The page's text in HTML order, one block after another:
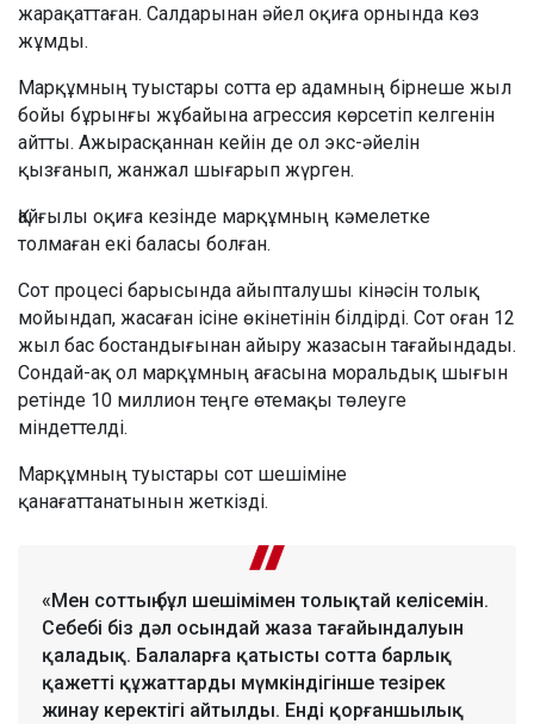
жарақаттаған. Салдарынан әйел оқиға орнында көз
жұмды.
Марқұмның туыстары сотта ер адамның бірнеше жыл
бойы бұрынғы жұбайына агрессия көрсетіп келгенін
айтты. Ажырасқаннан кейін де ол экс-әйелін
қызғанып, жанжал шығарып жүрген.
Қайғылы оқиға кезінде марқұмның кәмелетке
толмаған екі баласы болған.
Сот процесі барысында айыпталушы кінәсін толық
мойындап, жасаған ісіне өкінетінін білдірді. Сот оған 12
жыл бас бостандығынан айыру жазасын тағайындады.
Сондай-ақ ол марқұмның ағасына моральдық шығын
ретінде 10 миллион теңге өтемақы төлеуге
міндеттелді.
Марқұмның туыстары сот шешіміне
қанағаттанатынын жеткізді.
«Мен соттың бұл шешімімен толықтай келісемін.
Себебі біз дәл осындай жаза тағайындалуын
қаладық. Балаларға қатысты сотта барлық
қажетті құжаттарды мүмкіндігінше тезірек
жинау керектігі айтылды. Енді қорғаншылық